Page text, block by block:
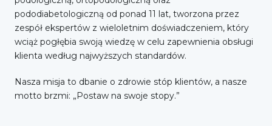
pododiabetologiczną od ponad 11 lat, tworzona przez
zespół ekspertów z wieloletnim doświadczeniem, który
wciąż pogłębia swoją wiedzę w celu zapewnienia obsługi
klienta według najwyższych standardów.
Nasza misja to dbanie o zdrowie stóp klientów, a nasze
motto brzmi: „Postaw na swoje stopy.”